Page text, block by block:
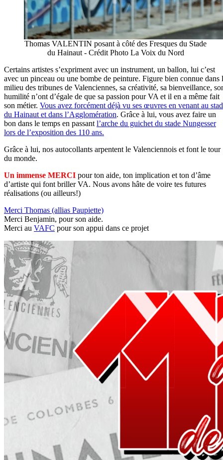
Thomas VALENTIN posant à côté des Fresques du Stade
du Hainaut - Crédit Photo La Voix du Nord
Certains artistes s’expriment avec un instrument, un ballon, lui c’est
avec un pinceau ou une bombe de peinture. Figure bien connue dans
milieu des tribunes de Valenciennes, sa créativité, sa bienveillance,
humilité n’ont d’égale de que sa passion pour VA et il en a même fait
son métier. Vous avez forcément déjà vu ses œuvres en venant au
du Hainaut et dans l’Agglomération. Grâce à lui, vous avez faire un
bon dans le temps en passant l’arche du guichet du stade Nungesser
lors de l’exposition des 110 ans.
Grâce à lui, nos autocollants arpentent le Valenciennois et font le tour
du monde.
Un immense MERCI pour ton aide, ton implication et ton d’âme
d’artiste qui font briller VA. Nous avons hâte de voire tes futures
réalisations (ou ailleurs!)
Merci Thomas (allias Paupiette)
Merci Benjamin, pour son aide.
Merci au VAFC pour son appui dans ce projet